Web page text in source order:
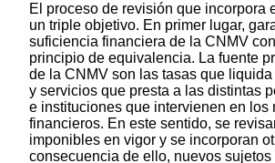
El proceso de revisión que incorpora
un triple objetivo. En primer lugar,
suficiencia financiera de la CNMV
principio de equivalencia. La fuente
de la CNMV son las tasas que
y servicios que presta a las distintas
e instituciones que intervienen en los
financieros. En este sentido, se
imponibles en vigor y se incorporan
consecuencia de ello, nuevos